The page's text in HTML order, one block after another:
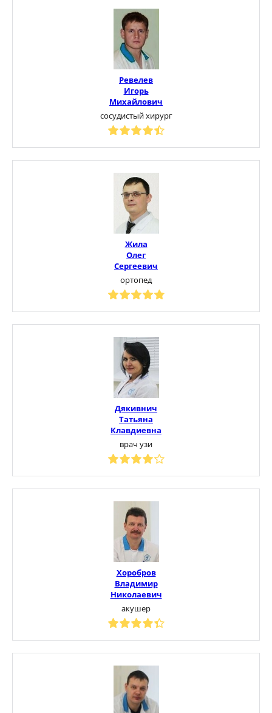
Ревелев
Игорь
Михайлович
сосудистый хирург
Жила
Олег
Сергеевич
ортопед
Дякивнич
Татьяна
Клавдиевна
врач узи
Хоробров
Владимир
Николаевич
акушер